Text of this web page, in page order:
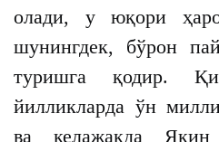
олади, у юқори
шунингдек, бўрон
туришга қодир.
йилликларда ўн
ва келажакда